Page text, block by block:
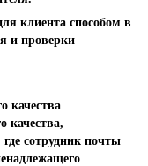
клиента способом в
и проверки
качества
качества,
сотрудник почты